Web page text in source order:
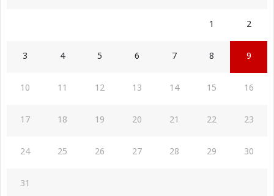
1 2
3 4 5 6 7 8 9
10 11 12 13 14 15 16
17 18 19 20 21 22 23
24 25 26 27 28 29 30
31